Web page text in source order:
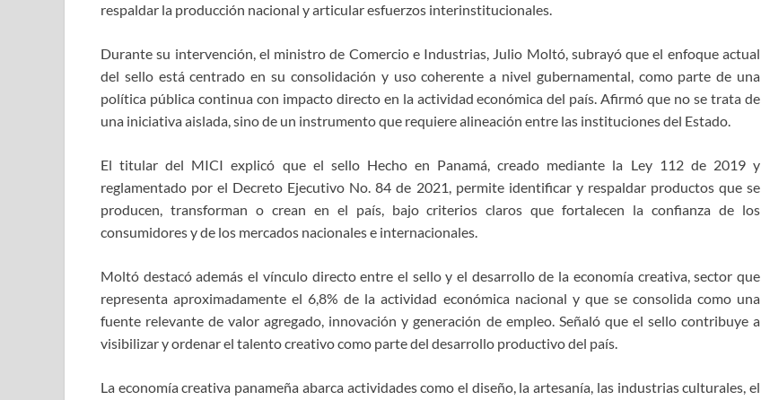
respaldar la producción nacional y articular esfuerzos interinstitucionales.
Durante su intervención, el ministro de Comercio e Industrias, Julio Moltó, subrayó que el enfoque actual
del sello está centrado en su consolidación y uso coherente a nivel gubernamental, como parte de una
política pública continua con impacto directo en la actividad económica del país. Afirmó que no se trata de
una iniciativa aislada, sino de un instrumento que requiere alineación entre las instituciones del Estado.
El titular del MICI explicó que el sello Hecho en Panamá, creado mediante la Ley 112 de 2019 y
reglamentado por el Decreto Ejecutivo No. 84 de 2021, permite identificar y respaldar productos que se
producen, transforman o crean en el país, bajo criterios claros que fortalecen la confianza de los
consumidores y de los mercados nacionales e internacionales.
Moltó destacó además el vínculo directo entre el sello y el desarrollo de la economía creativa, sector que
representa aproximadamente el 6,8% de la actividad económica nacional y que se consolida como una
fuente relevante de valor agregado, innovación y generación de empleo. Señaló que el sello contribuye a
visibilizar y ordenar el talento creativo como parte del desarrollo productivo del país.
La economía creativa panameña abarca actividades como el diseño, la artesanía, las industrias culturales, el